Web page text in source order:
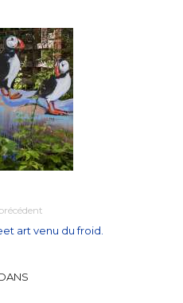
art venu du froid.